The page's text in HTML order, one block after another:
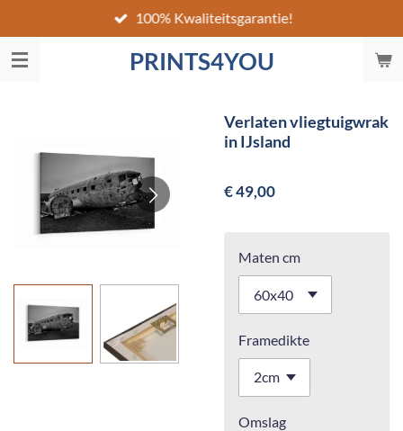
direct
naar
PRINTS4YOU
100% Kwaliteitsgarantie!
Verlaten vliegtuigwrak
in IJsland
€ 49,00
Maten cm
Framedikte
Omslag